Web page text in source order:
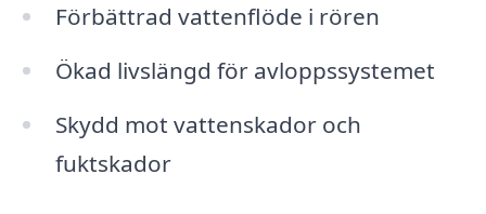
Förbättrad vattenflöde i rören
Ökad livslängd för avloppssystemet
Skydd mot vattenskador och
fuktskador